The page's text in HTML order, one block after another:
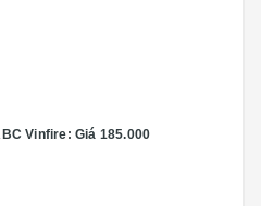
Vinfire:Giá 185.000